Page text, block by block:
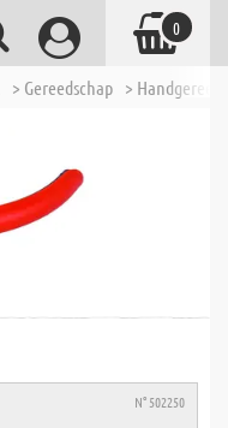
> Gereedschap >
N° 502250
0